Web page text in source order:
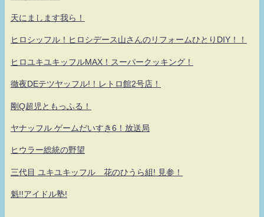
天にまします我ら！
ヒロシッフル！ヒロシデース山さんのリフォームひとりDIY！！
ヒロユキユキッフルMAX！スーパークッキング！
徹夜DEテツヤッフル!！レトロ館2号店！
剛Q超児ともっふる！
ヤナッフル ゲームだいすき6！放送局
ヒウラー総統の野望
三代目 ユキユキッフル 花のひうら組! 見参！
魁!!アイドル塾!